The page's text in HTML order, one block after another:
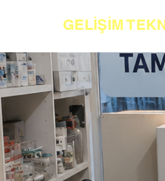
GELİŞİM